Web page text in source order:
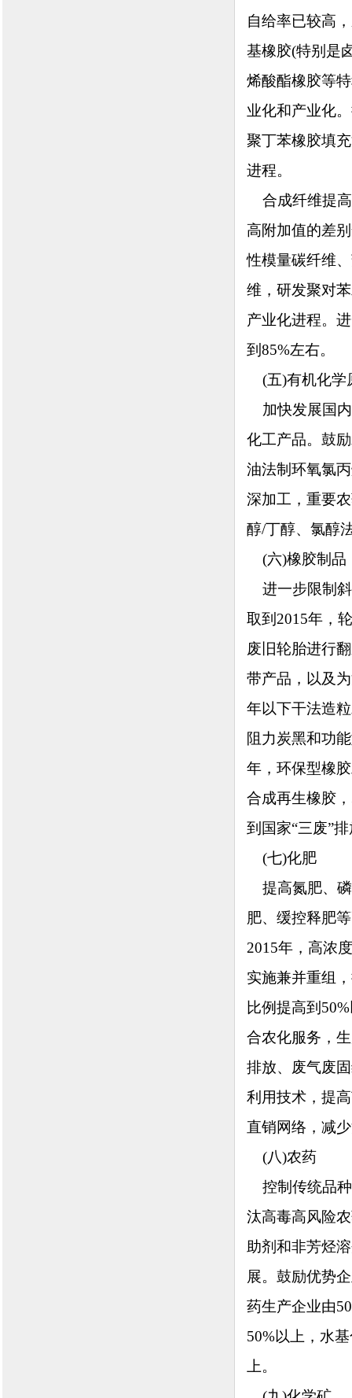
自给率已较高
基橡胶(特别是
烯酸酯橡胶等
业化和产业化
聚丁苯橡胶填
进程。
合成纤维提高
高附加值的差
性模量碳纤维
维，研发聚对
产业化进程。
到85%左右。
(五)有机化学
加快发展国内
化工产品。鼓
油法制环氧氯
深加工，重要
醇/丁醇、氯醇
(六)橡胶制品
进一步限制斜
取到2015年，
废旧轮胎进行
带产品，以及
年以下干法造
阻力炭黑和功
年，环保型橡
合成再生橡胶
到国家“三废”
(七)化肥
提高氮肥、磷
肥、缓控释肥
2015年，高浓
实施兼并重组
比例提高到
合农化服务，
排放、废气废
利用技术，提
直销网络，减
(八)农药
控制传统品种
汰高毒高风险
助剂和非芳烃
展。鼓励优势
药生产企业由
50%以上，水
上。